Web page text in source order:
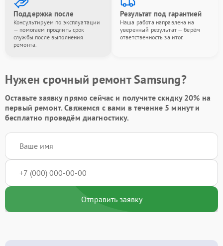
Поддержка после
Консультируем по эксплуатации
— помогаем продлить срок
службы после выполнения
ремонта.
Результат под гарантией
Наша работа направлена на
уверенный результат — берём
ответственность за итог.
Нужен срочный ремонт Samsung?
Оставьте заявкупрямо сейчас и получите скидку 20% на
первый ремонт. Свяжемся с вами в течение 5 минут и
бесплатно проведём диагностику.
Отправить заявку